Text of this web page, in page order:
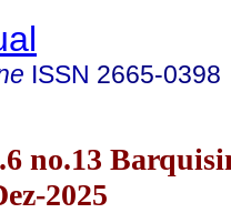
ISSN 2665-0398
no.13
2025